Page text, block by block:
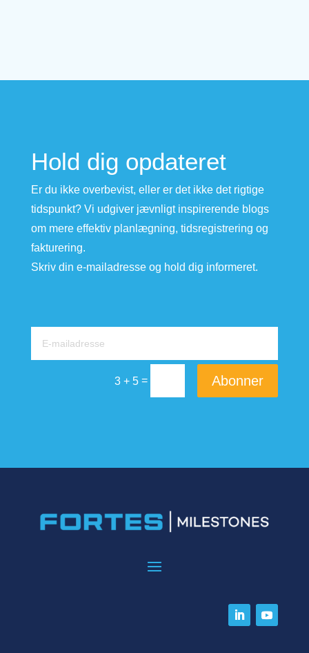
Hold dig opdateret
Er du ikke overbevist, eller er det ikke det rigtige
tidspunkt? Vi udgiver jævnligt inspirerende blogs
om mere effektiv planlægning, tidsregistrering og
fakturering.
Skriv din e-mailadresse og hold dig informeret.
3 + 5 = Abonner